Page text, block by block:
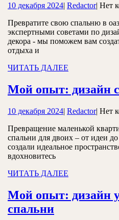
10 декабря 202410
2024
| Redactor| Нет
Превратите свою спальню в
экспертными советами по
декора - мы поможем вам
отдыха и
ЧИТАТЬ ДАЛЕЕ
Мой опыт: дизайн
10 декабря 202410
2024
| Redactor| Нет
Превращение маленькой
спальни для двоих – от идеи
создали идеальное
вдохновитесь
ЧИТАТЬ ДАЛЕЕ
Мой опыт: дизайн
спальниМой